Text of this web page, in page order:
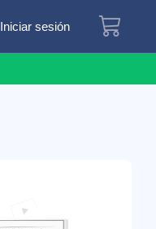
Iniciar sesión